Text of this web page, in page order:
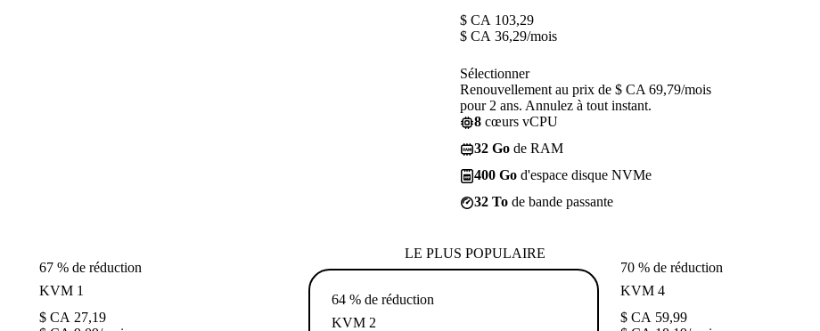
$ CA 103,29
$ CA 36,29/mois
Sélectionner
Renouvellement au prix de $ CA 69,79/mois
pour 2 ans. Annulez à tout instant.
8 cœurs vCPU
32 Go de RAM
400 Go d'espace disque NVMe
32 To de bande passante
67 % de réduction
KVM 1
$ CA 27,19
LE PLUS POPULAIRE
64 % de réduction
KVM 2
70 % de réduction
KVM 4
$ CA 59,99